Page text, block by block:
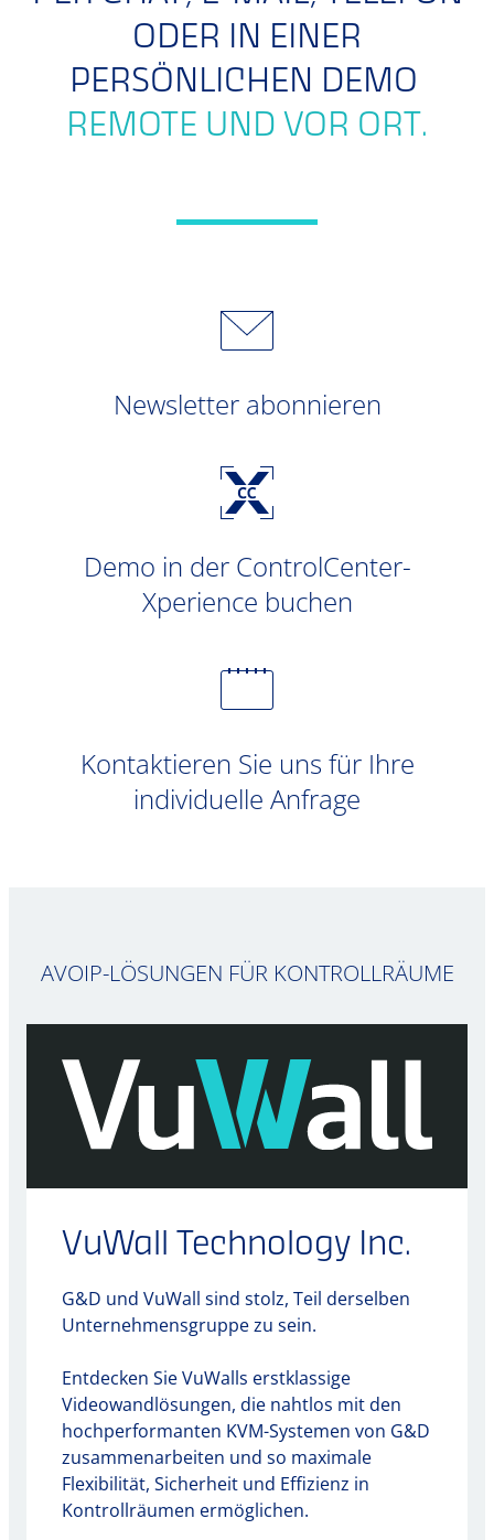
ODER IN EINER
PERSÖNLICHEN DEMO
REMOTE UND VOR ORT.
Newsletter abonnieren
Demo in der ControlCenter-
Xperience buchen
Kontaktieren Sie uns für Ihre
individuelle Anfrage
AVOIP-LÖSUNGEN FÜR KONTROLLRÄUME
VuWall Technology Inc.
G&D und VuWall sind stolz, Teil derselben
Unternehmensgruppe zu sein.
Entdecken Sie VuWalls erstklassige
Videowandlösungen, die nahtlos mit den
hochperformanten KVM-Systemen von G&D
zusammenarbeiten und so maximale
Flexibilität, Sicherheit und Effizienz in
Kontrollräumen ermöglichen.